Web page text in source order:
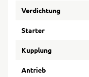
Verdichtung
Starter
Kupplung
Antrieb